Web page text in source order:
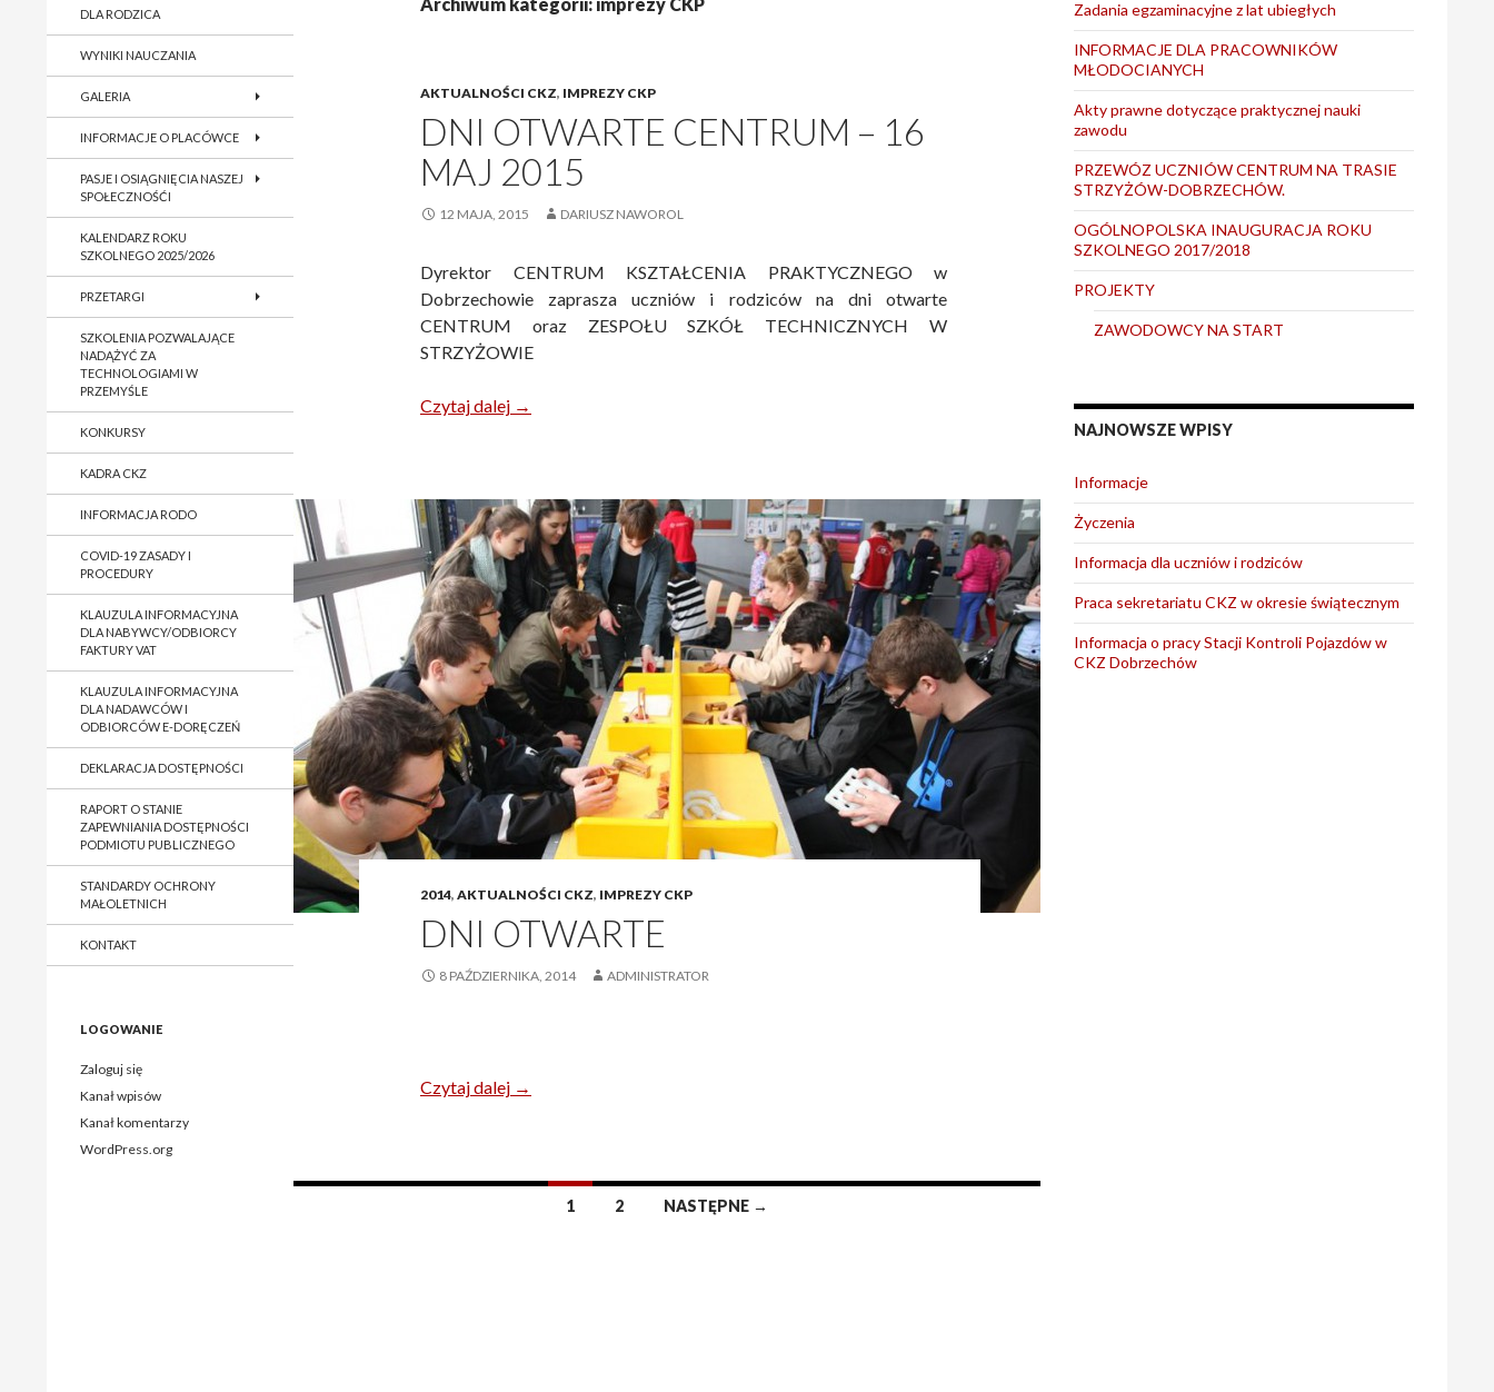
AKTUALNOŚCI CKZ, IMPREZY CKP
DNI OTWARTE CENTRUM – 16
MAJ 2015
12 MAJA, 2015 DARIUSZ NAWOROL
Dyrektor CENTRUM KSZTAŁCENIA PRAKTYCZNEGO w
Dobrzechowie zaprasza uczniów i rodziców na dni otwarte
CENTRUM oraz ZESPOŁU SZKÓŁ TECHNICZNYCH W
STRZYŻOWIE
Czytaj dalej Dni otwarte CENTRUM – 16 maj 2015
→
2014, AKTUALNOŚCI CKZ, IMPREZY CKP
DNI OTWARTE
8 PAŹDZIERNIKA, 2014 ADMINISTRATOR
Czytaj dalej dni otwarte
→
1 2 NASTĘPNE →
Zadania egzaminacyjne z lat ubiegłych
INFORMACJE DLA PRACOWNIKÓW
MŁODOCIANYCH
Akty prawne dotyczące praktycznej nauki
zawodu
PRZEWÓZ UCZNIÓW CENTRUM NA TRASIE
STRZYŻÓW-DOBRZECHÓW.
OGÓLNOPOLSKA INAUGURACJA ROKU
SZKOLNEGO 2017/2018
PROJEKTY
ZAWODOWCY NA START
NAJNOWSZE WPISY
Informacje
Życzenia
Informacja dla uczniów i rodziców
Praca sekretariatu CKZ w okresie świątecznym
Informacja o pracy Stacji Kontroli Pojazdów w
CKZ Dobrzechów
DLA RODZICA
WYNIKI NAUCZANIA
GALERIA
INFORMACJE O PLACÓWCE
PASJE I OSIĄGNIĘCIA NASZEJ
SPOŁECZNOŚĆI
KALENDARZ ROKU
SZKOLNEGO 2025/2026
PRZETARGI
SZKOLENIA POZWALAJĄCE
NADĄŻYĆ ZA
TECHNOLOGIAMI W
PRZEMYŚLE
KONKURSY
KADRA CKZ
INFORMACJA RODO
COVID-19 ZASADY I
PROCEDURY
KLAUZULA INFORMACYJNA
DLA NABYWCY/ODBIORCY
FAKTURY VAT
KLAUZULA INFORMACYJNA
DLA NADAWCÓW I
ODBIORCÓW E-DORĘCZEŃ
DEKLARACJA DOSTĘPNOŚCI
RAPORT O STANIE
ZAPEWNIANIA DOSTĘPNOŚCI
PODMIOTU PUBLICZNEGO
STANDARDY OCHRONY
MAŁOLETNICH
KONTAKT
LOGOWANIE
Zaloguj się
Kanał wpisów
Kanał komentarzy
WordPress.org